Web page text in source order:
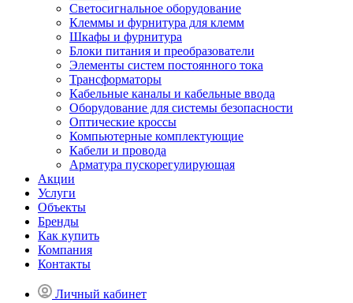
Светосигнальное оборудование
Клеммы и фурнитура для клемм
Шкафы и фурнитура
Блоки питания и преобразователи
Элементы систем постоянного тока
Трансформаторы
Кабельные каналы и кабельные ввода
Оборудование для системы безопасности
Оптические кроссы
Компьютерные комплектующие
Кабели и провода
Арматура пускорегулирующая
Акции
Услуги
Объекты
Бренды
Как купить
Компания
Контакты
Личный кабинет